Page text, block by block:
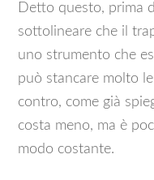
Detto questo, prima
sottolineare che il
uno strumento che
può stancare molto
contro, come già
costa meno, ma è
modo costante.